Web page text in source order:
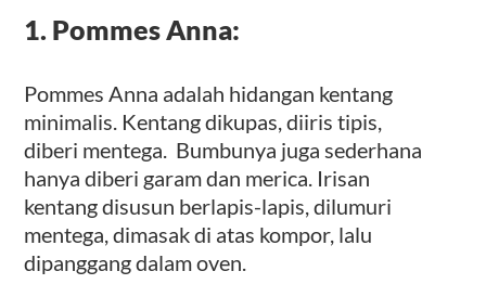
1. Pommes Anna:
Pommes Anna adalah hidangan kentang
minimalis. Kentang dikupas, diiris tipis,
diberi mentega. Bumbunya juga sederhana
hanya diberi garam dan merica. Irisan
kentang disusun berlapis-lapis, dilumuri
mentega, dimasak di atas kompor, lalu
dipanggang dalam oven.